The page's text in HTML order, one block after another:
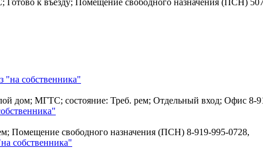
"на собственника"
дом; МГТС; состояние: Треб. рем; Отдельный вход; Офис 8-
Помещение свободного назначения (ПСН) 8-919-995-0728,
собственника"